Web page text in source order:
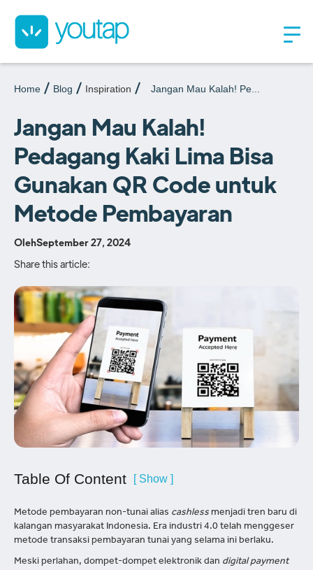
Home Blog Inspiration Jangan Mau Kalah! Pe...
Jangan Mau Kalah!
Pedagang Kaki Lima Bisa
Gunakan QR Code untuk
Metode Pembayaran
OlehSeptember 27, 2024
Share this article:
Table Of Content [ Show ]
Metode pembayaran non-tunai alias cashless menjadi tren baru di
kalangan masyarakat Indonesia. Era industri 4.0 telah menggeser
metode transaksi pembayaran tunai yang selama ini berlaku.
Meski perlahan, dompet-dompet elektronik dan digital payment